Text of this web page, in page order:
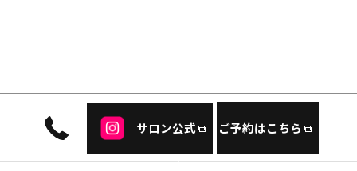
サロン公式 ご予約はこちら